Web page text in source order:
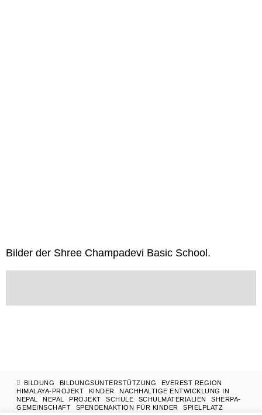
Bilder der Shree Champadevi Basic School.
BILDUNG BILDUNGSUNTERSTÜTZUNG
EVEREST REGION
HIMALAYA-PROJEKT
KINDER
NACHHALTIGE ENTWICKLUNG IN
NEPAL
NEPAL PROJEKT SCHULE SCHULMATERIALIEN
SHERPA-
GEMEINSCHAFT
SPENDENAKTION FÜR KINDER
SPIELPLATZ